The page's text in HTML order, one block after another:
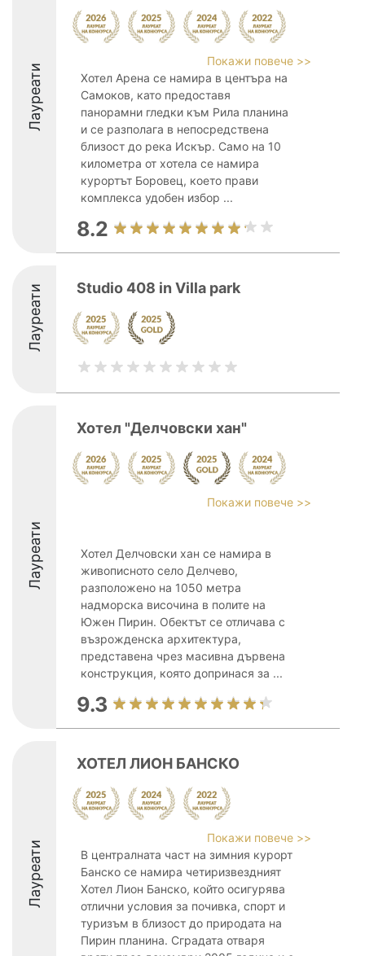
Лауреати
Покажи повече >>
Хотел Арена се намира в центъра на
Самоков, като предоставя
панорамни гледки към Рила планина
и се разполага в непосредствена
близост до река Искър. Само на 10
километра от хотела се намира
курортът Боровец, което прави
комплекса удобен избор ...
8.2
Лауреати Studio 408 in Villa park
Лауреати
Хотел "Делчовски хан"
Покажи повече >>
Хотел Делчовски хан се намира в
живописното село Делчево,
разположено на 1050 метра
надморска височина в полите на
Южен Пирин. Обектът се отличава с
възрожденска архитектура,
представена чрез масивна дървена
конструкция, която допринася за ...
9.3
Лауреати
ХОТЕЛ ЛИОН БАНСКО
Покажи повече >>
В централната част на зимния курорт
Банско се намира четиризвездният
Хотел Лион Банско, който осигурява
отлични условия за почивка, спорт и
туризъм в близост до природата на
Пирин планина. Сградата отваря